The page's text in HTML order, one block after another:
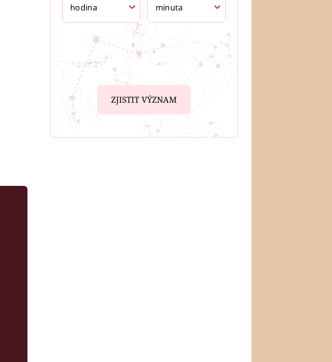
ZJISTIT VÝZNAM